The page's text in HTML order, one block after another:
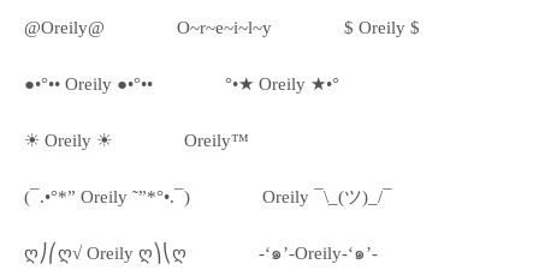
@Oreily@ O~r~e~i~l~y $ Oreily $
●•°•• Oreily ●•°•• °•★ Oreily ★•°
☀ Oreily ☀ Oreily™
(¯.•°*” Oreily ˜”*°•.¯) Oreily ¯\_(ツ)_/¯
ღ⎠⎛ღ√ Oreily ღ⎞⎝ღ -‘๑’-Oreily-‘๑’-